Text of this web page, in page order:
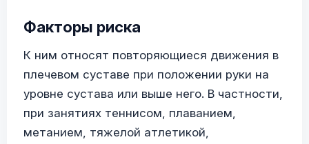
Факторы риска
К ним относят повторяющиеся движения в
плечевом суставе при положении руки на
уровне сустава или выше него. В частности,
при занятиях теннисом, плаванием,
метанием, тяжелой атлетикой,